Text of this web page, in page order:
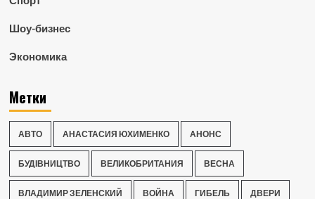
Шоу-бизнес
Экономика
Метки
АВТО АНАСТАСИЯ ЮХИМЕНКО АНОНС
БУДІВНИЦТВО ВЕЛИКОБРИТАНИЯ ВЕСНА
ВЛАДИМИР ЗЕЛЕНСКИЙ ВОЙНА ГИБЕЛЬ ДВЕРИ